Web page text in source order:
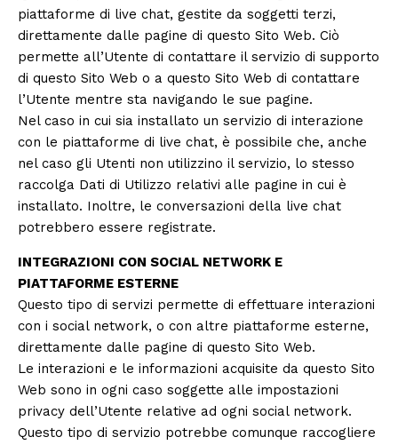
piattaforme di live chat, gestite da soggetti terzi,
direttamente dalle pagine di questo Sito Web. Ciò
permette all’Utente di contattare il servizio di supporto
di questo Sito Web o a questo Sito Web di contattare
l’Utente mentre sta navigando le sue pagine.
Nel caso in cui sia installato un servizio di interazione
con le piattaforme di live chat, è possibile che, anche
nel caso gli Utenti non utilizzino il servizio, lo stesso
raccolga Dati di Utilizzo relativi alle pagine in cui è
installato. Inoltre, le conversazioni della live chat
potrebbero essere registrate.
INTEGRAZIONI CON SOCIAL NETWORK E
PIATTAFORME ESTERNE
Questo tipo di servizi permette di effettuare interazioni
con i social network, o con altre piattaforme esterne,
direttamente dalle pagine di questo Sito Web.
Le interazioni e le informazioni acquisite da questo Sito
Web sono in ogni caso soggette alle impostazioni
privacy dell’Utente relative ad ogni social network.
Questo tipo di servizio potrebbe comunque raccogliere